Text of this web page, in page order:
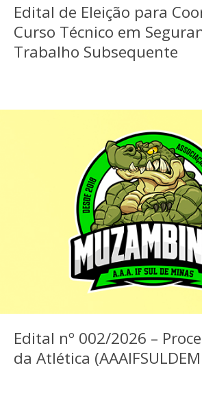
Edital de Eleição para
Curso Técnico em
Trabalho Subsequente
Edital nº 002/2026 –
da Atlética